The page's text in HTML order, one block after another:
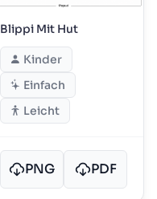
Blippi Mit Hut
Kinder
Einfach
Leicht
PNG PDF